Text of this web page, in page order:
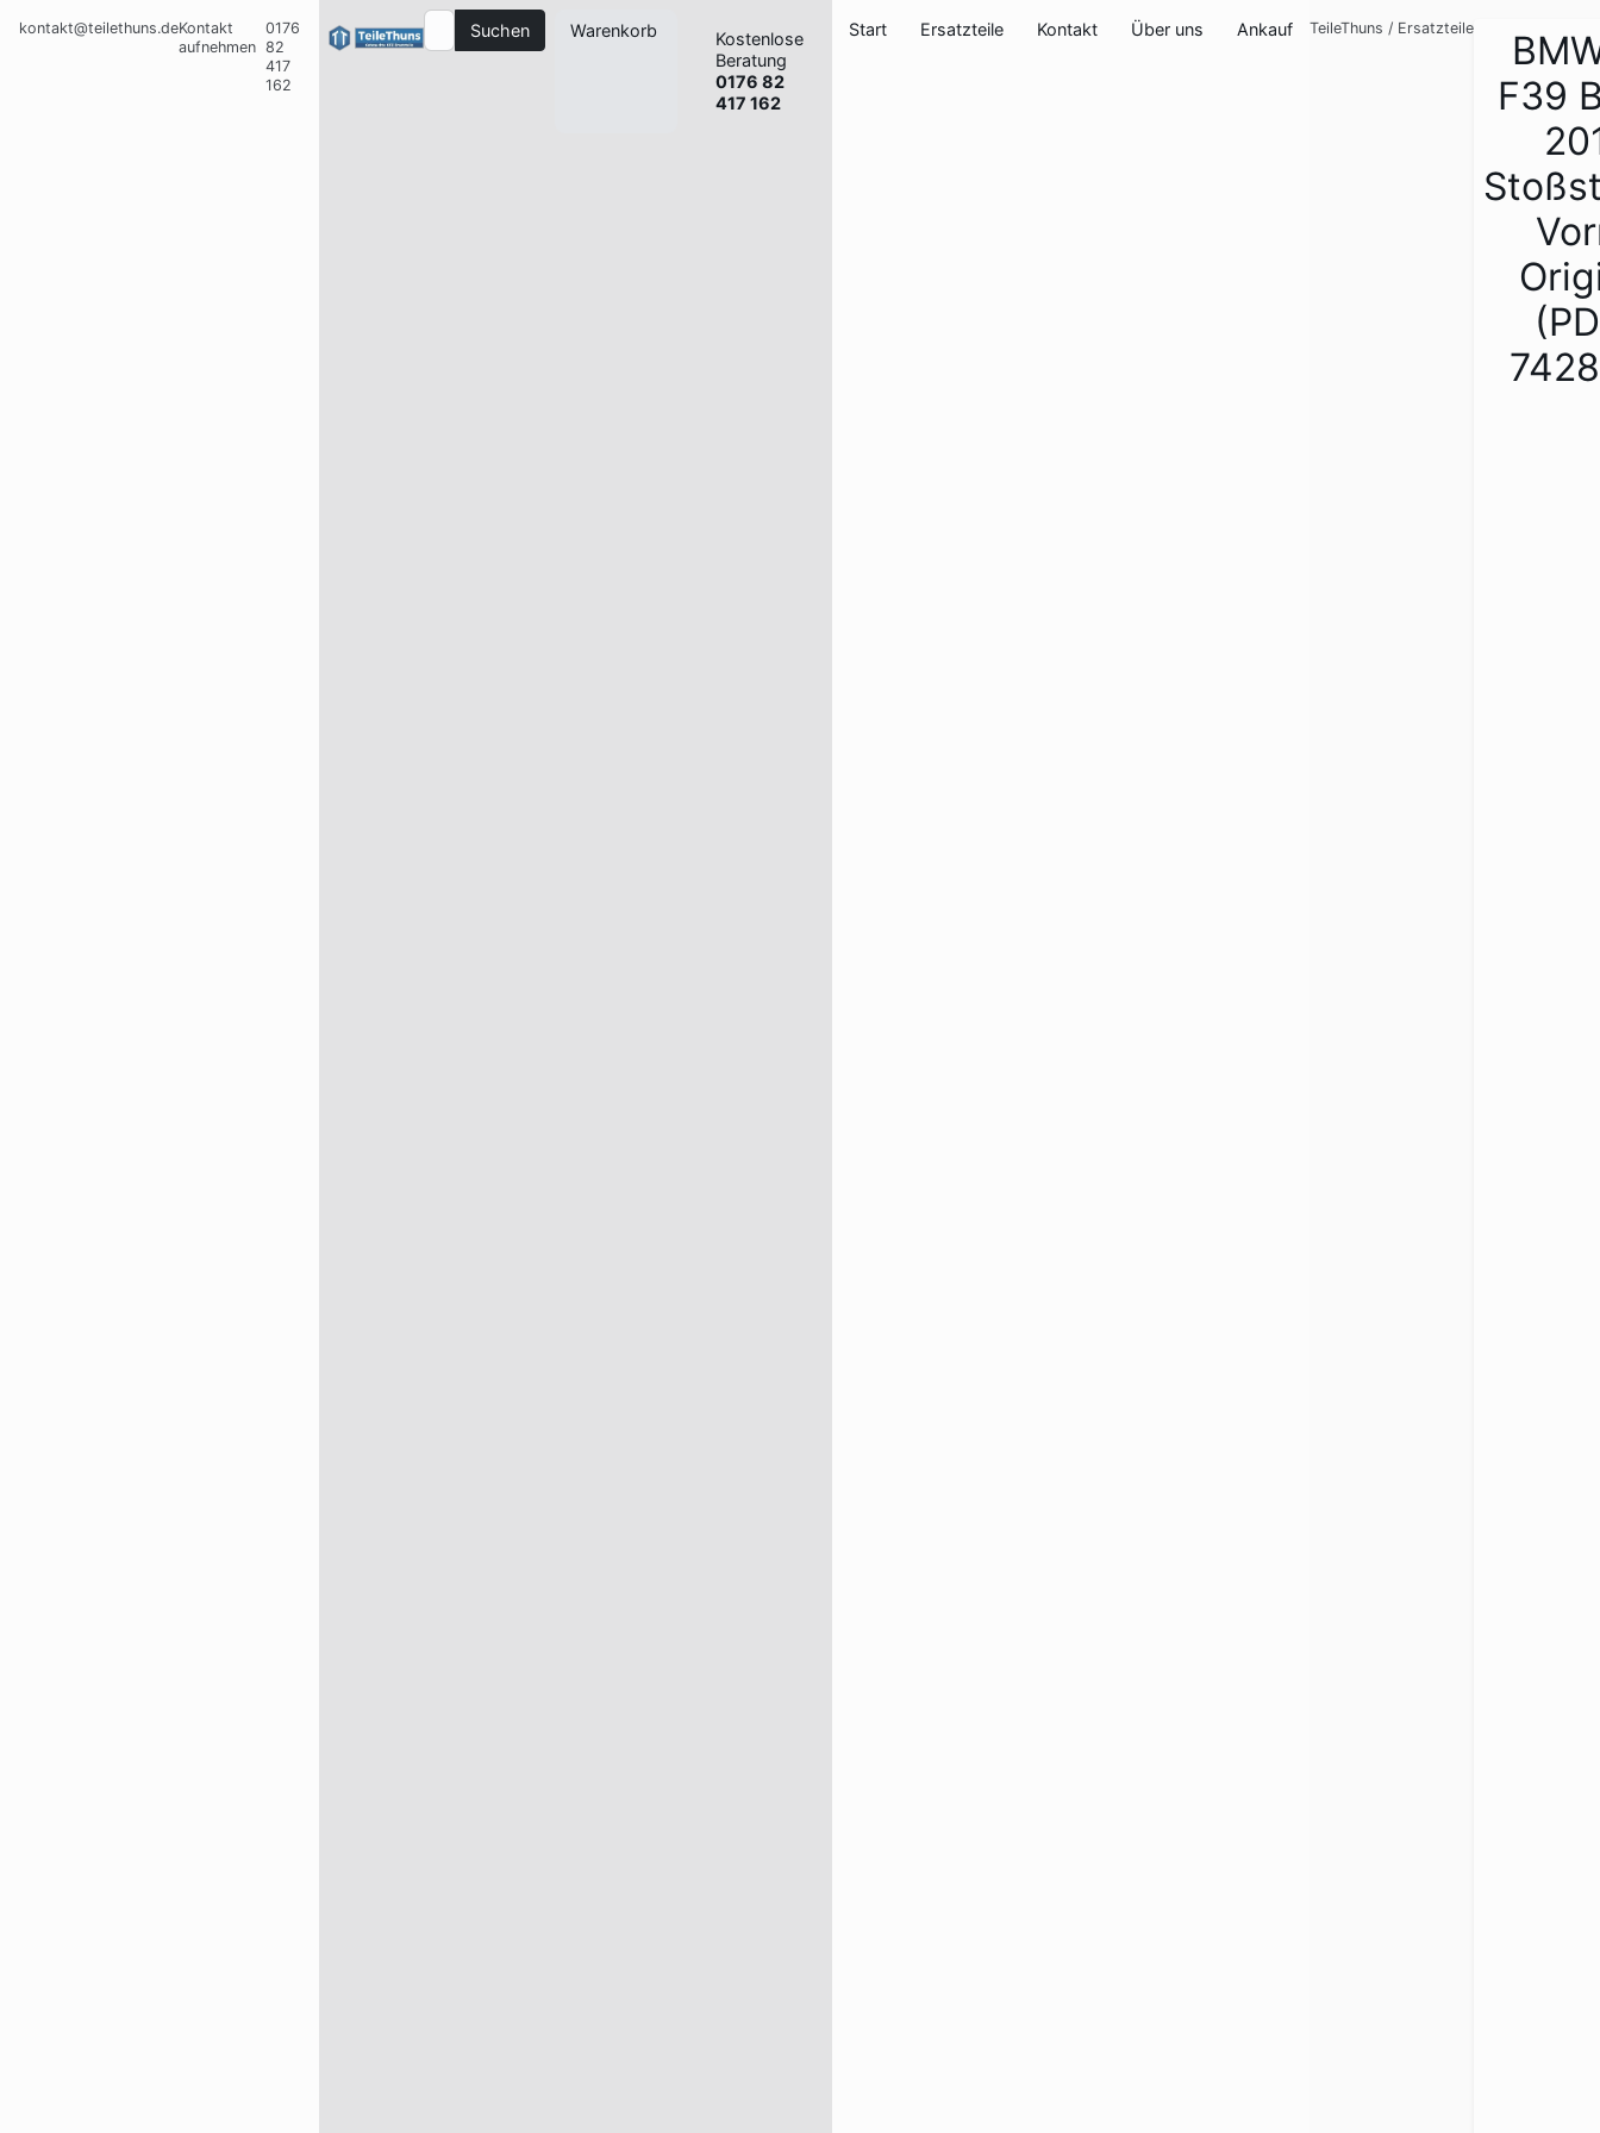
kontakt@teilethuns.deKontakt
aufnehmen
0176
82
417
162
Suchen Warenkorb
Kostenlose
Beratung
0176 82
417 162
Start Ersatzteile Kontakt Über uns Ankauf TeileThuns / Ersatzteile
F39